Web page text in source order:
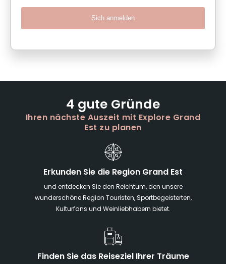
Sich anmelden
4 gute Gründe
Ihren nächste Auszeit mit Explore Grand
Est zu planen
Erkunden Sie die Region Grand Est
und entdecken Sie den Reichtum, den unsere
wunderschöne Region Touristen, Sportbegeisterten,
Kulturfans und Weinliebhabern bietet.
Finden Sie das Reiseziel Ihrer Träume